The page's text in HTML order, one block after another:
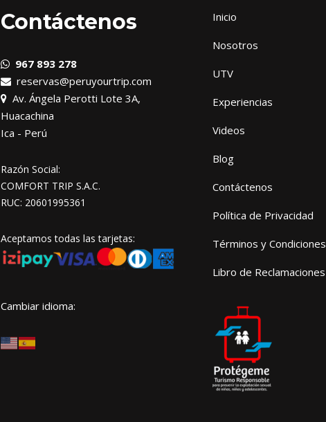
Contáctenos
967 893 278
reservas@peruyourtrip.com
Av. Ángela Perotti Lote 3A,
Huacachina
Ica - Perú
Razón Social:
COMFORT TRIP S.A.C.
RUC: 20601995361
Aceptamos todas las tarjetas:
Cambiar idioma:
Inicio
Nosotros
UTV
Experiencias
Videos
Blog
Contáctenos
Política de Privacidad
Términos y Condiciones
Libro de Reclamaciones